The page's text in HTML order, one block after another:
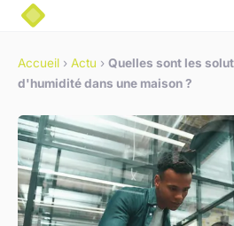
Accueil › Actu › Quelles sont les
d'humidité dans une maison ?